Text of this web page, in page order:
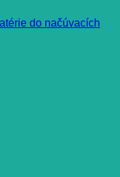
do načúvacích